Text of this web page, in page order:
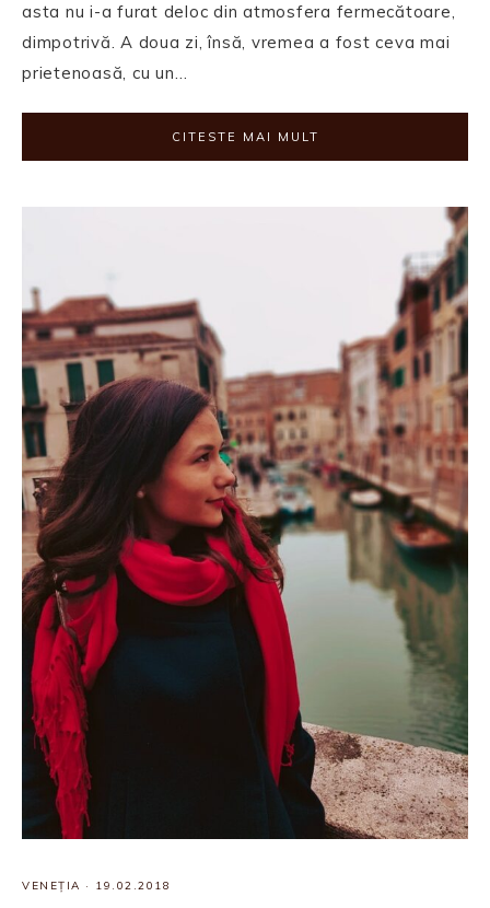
asta nu i-a furat deloc din atmosfera fermecătoare,
dimpotrivă. A doua zi, însă, vremea a fost ceva mai
prietenoasă, cu un…
CITESTE MAI MULT
VENEȚIA · 19.02.2018